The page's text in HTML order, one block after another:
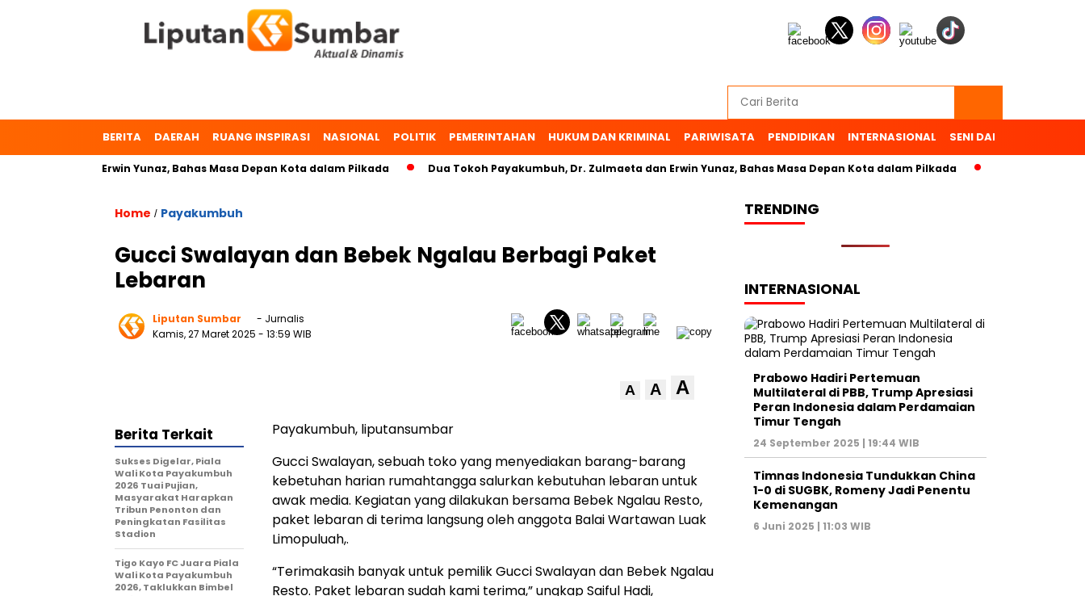
BERITA DAERAH RUANG INSPIRASI NASIONAL POLITIK PEMERINTAHAN HUKUM DAN KRIMINAL PARIWISATA PENDIDIKAN INTERNASIONAL SENI DAN BUDAYA
dan Erwin Yunaz, Bahas Masa Depan Kota dalam Pilkada Dua Tokoh Payakumbuh, Dr. Zulmaeta dan Erwin Yunaz, Bahas Masa Depan Kota dalam Pilkada
Home / Payakumbuh
Gucci Swalayan dan Bebek Ngalau Berbagi Paket
Lebaran
Liputan Sumbar
- Jurnalis
Kamis, 27 Maret 2025 - 13:59 WIB
A A A
Payakumbuh, liputansumbar
Gucci Swalayan, sebuah toko yang menyediakan barang-barang
kebetuhan harian rumahtangga salurkan kebutuhan lebaran untuk
awak media. Kegiatan yang dilakukan bersama Bebek Ngalau Resto,
paket lebaran di terima langsung oleh anggota Balai Wartawan Luak
Limopuluah,.
“Terimakasih banyak untuk pemilik Gucci Swalayan dan Bebek Ngalau
Resto. Paket lebaran sudah kami terima,” ungkap Saiful Hadi,
Berita Terkait
Sukses Digelar, Piala
Wali Kota Payakumbuh
2026 Tuai Pujian,
Masyarakat Harapkan
Tribun Penonton dan
Peningkatan Fasilitas
Stadion
Tigo Kayo FC Juara Piala
Wali Kota Payakumbuh
2026, Taklukkan Bimbel
TRENDING
INTERNASIONAL
Prabowo Hadiri Pertemuan
Multilateral di PBB, Trump Apresiasi
Peran Indonesia dalam Perdamaian
Timur Tengah
24 September 2025 | 19:44 WIB
Timnas Indonesia Tundukkan China
1-0 di SUGBK, Romeny Jadi Penentu
Kemenangan
6 Juni 2025 | 11:03 WIB